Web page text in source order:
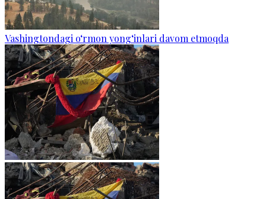
Vashingtondagi o‘rmon yong‘inlari davom etmoqda